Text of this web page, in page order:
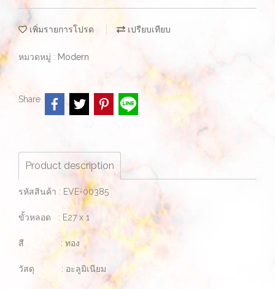
เพิ่มรายการโปรด เปรียบเทียบ
หมวดหมู่ : Modern
Share
Product description
รหัสสินค้า : EVE-00385
ขั้วหลอด : E27 x 1
สี : ทอง
วัสดุ : อะลูมิเนียม